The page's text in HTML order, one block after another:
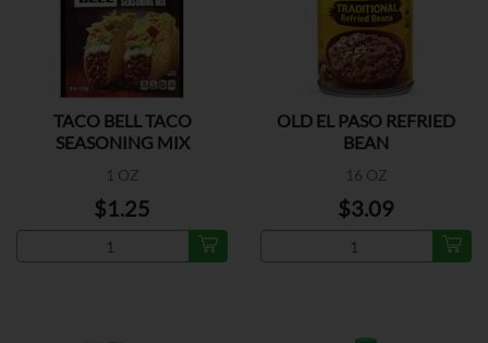
TACO BELL TACO
SEASONING MIX
1 OZ
$1.25
OLD EL PASO REFRIED
BEAN
16 OZ
$3.09